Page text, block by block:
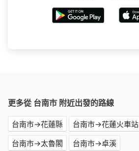
更多從 台南市 附近出發的路線
台南市→花蓮縣 台南市→花蓮火車站
台南市→太魯閣
台南市→卓溪